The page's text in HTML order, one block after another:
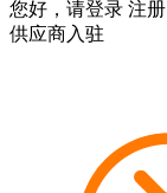
您好，请登录 注册
供应商入驻